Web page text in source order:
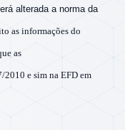
alterada a norma da
as informações do
as
2010 e sim na EFD em